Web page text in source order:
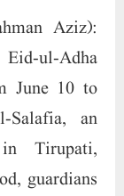
Aziz):
ul-Adha
June 10 to
an
Tirupati,
guardians